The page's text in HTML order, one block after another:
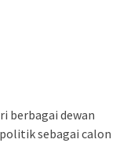
berbagai dewan
sebagai calon